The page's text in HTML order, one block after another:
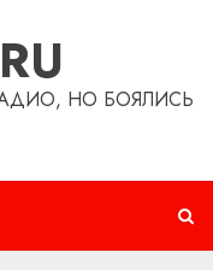
НО БОЯЛИСЬ